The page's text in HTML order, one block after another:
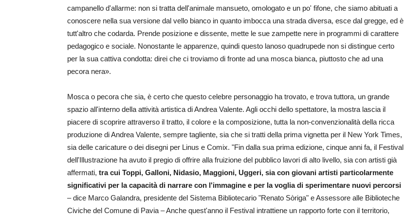
campanello d'allarme: non si tratta dell'animale mansueto, omologato e un po' fifone, che siamo abituati a
conoscere nella sua versione dal vello bianco in quanto imbocca una strada diversa, esce dal gregge, ed è
tutt'altro che codarda. Prende posizione e dissente, mette le sue zampette nere in programmi di carattere
pedagogico e sociale. Nonostante le apparenze, quindi questo lanoso quadrupede non si distingue certo
per la sua cattiva condotta: direi che ci troviamo di fronte ad una mosca bianca, piuttosto che ad una
pecora nera».
Mosca o pecora che sia, è certo che questo celebre personaggio ha trovato, e trova tuttora, un grande
spazio all'interno della attività artistica di Andrea Valente. Agli occhi dello spettatore, la mostra lascia il
piacere di scoprire attraverso il tratto, il colore e la composizione, tutta la non-convenzionalità della ricca
produzione di Andrea Valente, sempre tagliente, sia che si tratti della prima vignetta per il New York Times,
sia delle caricature o dei disegni per Linus e Comix. "Fin dalla sua prima edizione, cinque anni fa, il Festival
dell'Illustrazione ha avuto il pregio di offrire alla fruizione del pubblico lavori di alto livello, sia con artisti già
affermati, tra cui Toppi, Galloni, Nidasio, Maggioni, Uggeri, sia con giovani artisti particolarmente
significativi per la capacità di narrare con l'immagine e per la voglia di sperimentare nuovi percorsi
– dice Marco Galandra, presidente del Sistema Bibliotecario "Renato Sòriga" e Assessore alle Biblioteche
Civiche del Comune di Pavia – Anche quest'anno il Festival intrattiene un rapporto forte con il territorio,